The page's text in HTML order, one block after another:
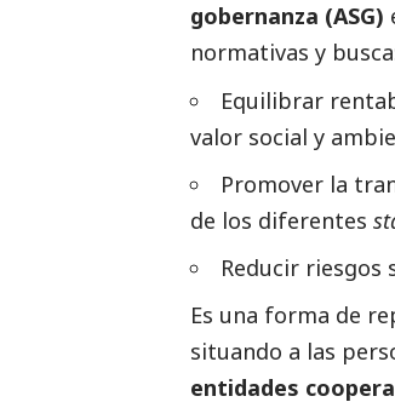
gobernanza (ASG)
normativas y
Equilibrar
valor social y
Promover la
de los diferentes
Reducir riesgos
Es una forma de
situando a las
entidades